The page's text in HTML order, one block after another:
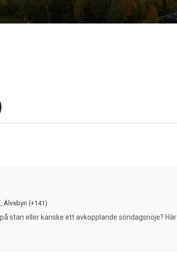
, Älvsbyn (+141)
stan eller kanske ett avkopplande söndagsnöje? Här